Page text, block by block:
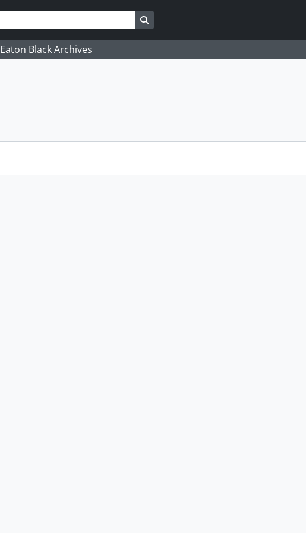
Black Archives